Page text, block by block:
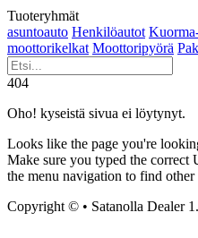
Tuoteryhmät
asuntoauto Henkilöautot
moottorikelkat Moottoripyörä
404
Oho! kyseistä sivua ei löytynyt.
Looks like the page you're
Make sure you typed the
the menu navigation to find other
Copyright © • Satanolla Dealer